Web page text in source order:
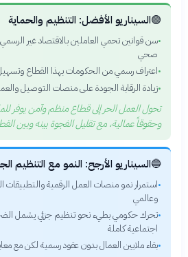
🟢السيناريو الأفضل: التنظيم والحماية
•سن قوانين تحمي العاملين بالاقتصاد غير
صحي
•اعتراف رسمي من الحكومات بهذا القطاع
•زيادة الرقابة الجودة على منصات التوصيل
تحول العمل الحر إلى قطاع منظم وآمن يوفر
وحقوقاً عمالية، مع تقليل الفجوة بينه وبين
🔵السيناريو الأرجح: النمو مع التنظيم
•استمرار نمو منصات العمل الرقمية
وعالمي
•تحرك حكومي بطيء نحو تنظيم جزئي يشمل
اجتماعية كاملة
•بقاء ملايين العمال بدون عقود رسمية لكن مع